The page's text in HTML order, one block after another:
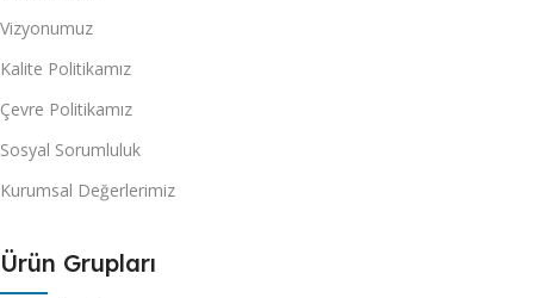
Vizyonumuz
Kalite Politikamız
Çevre Politikamız
Sosyal Sorumluluk
Kurumsal Değerlerimiz
Ürün Grupları